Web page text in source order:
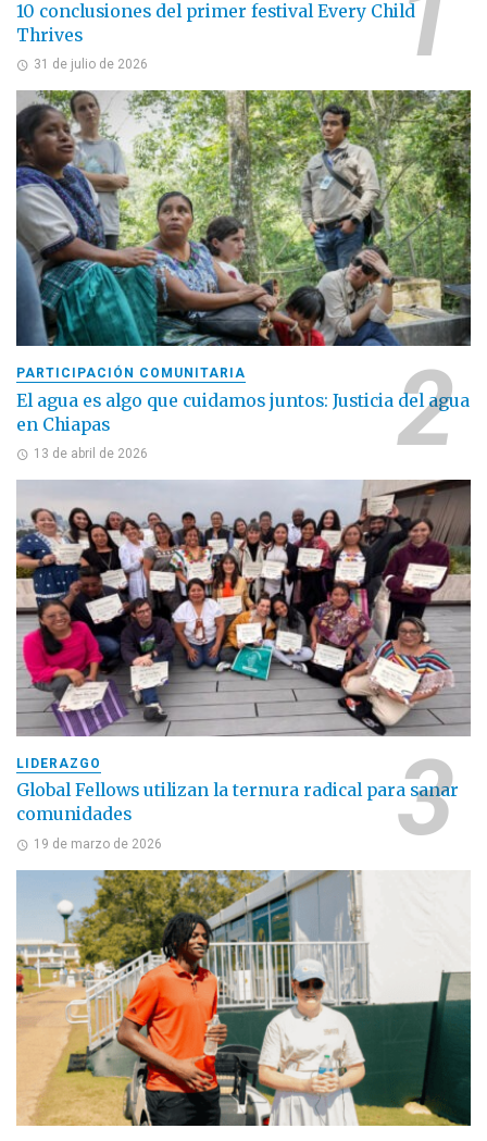
10 conclusiones del primer festival Every Child
Thrives
31 de julio de 2026
PARTICIPACIÓN COMUNITARIA
El agua es algo que cuidamos juntos: Justicia del agua
en Chiapas
13 de abril de 2026
LIDERAZGO
Global Fellows utilizan la ternura radical para sanar
comunidades
19 de marzo de 2026